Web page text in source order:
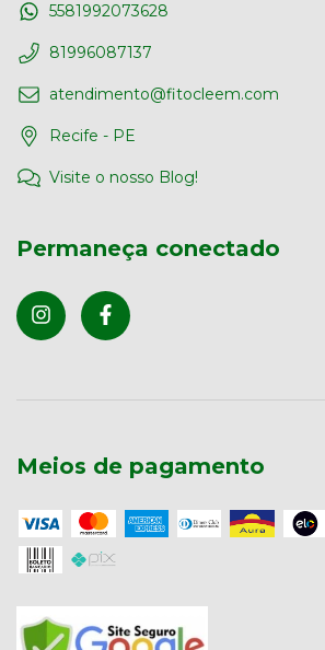
5581992073628
81996087137
atendimento@fitocleem.com
Recife - PE
Visite o nosso Blog!
Permaneça conectado
Meios de pagamento